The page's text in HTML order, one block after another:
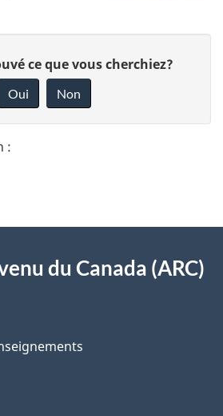
ce que vous cherchiez?
Oui Non
du Canada (ARC)